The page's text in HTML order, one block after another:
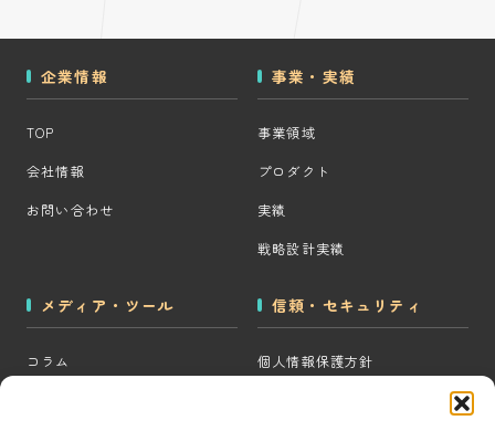
企業情報
TOP
会社情報
お問い合わせ
事業・実績
事業領域
プロダクト
実績
戦略設計実績
メディア・ツール
コラム
信頼・セキュリティ
個人情報保護方針